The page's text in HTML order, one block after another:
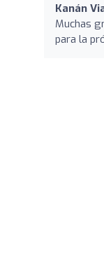
Kanán
Muchas
para la